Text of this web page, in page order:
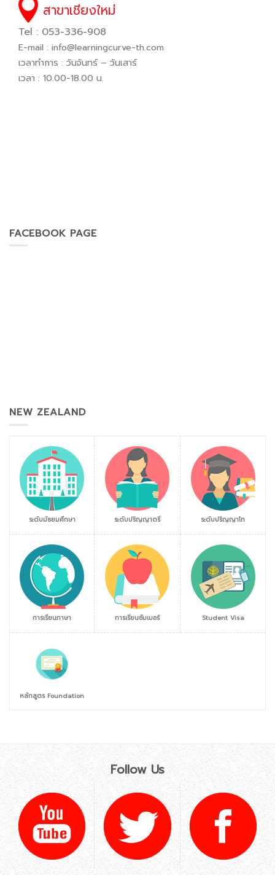
สาขาเชียงใหม่
Tel : 053-336-908
E-mail : info@learningcurve-th.com
เวลาทำการ : วันจันทร์ – วันเสาร์
เวลา : 10.00-18.00 น.
FACEBOOK PAGE
NEW ZEALAND
ระดับมัธยมศึกษา ระดับปริญญาตรี ระดับปริญญาโท
การเรียนภาษา การเรียนซัมเมอร์ Student Visa
หลักสูตร Foundation
Follow Us